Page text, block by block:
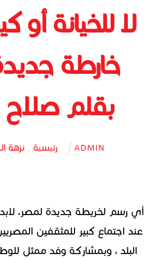
لا للخيانة
خارطة
بقلم
ADMIN رئيسية , نزهة
أي رسم لخريطة جديدة لمصر،
عند اجتماع كبير للمثقفين
البلد ، وبمشاركة وفد ممثل